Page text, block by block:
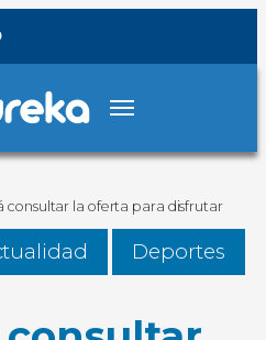
consultar la oferta para disfrutar
Deportes